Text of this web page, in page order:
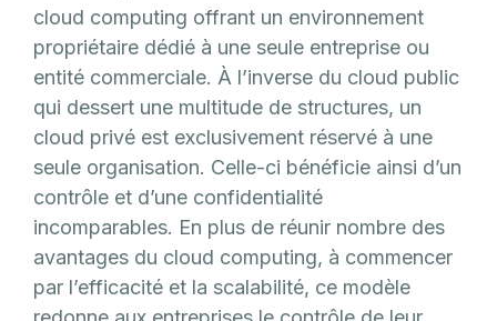
cloud computing offrant un environnement
propriétaire dédié à une seule entreprise ou
entité commerciale. À l’inverse du cloud public
qui dessert une multitude de structures, un
cloud privé est exclusivement réservé à une
seule organisation. Celle-ci bénéficie ainsi d’un
contrôle et d’une confidentialité
incomparables. En plus de réunir nombre des
avantages du cloud computing, à commencer
par l’efficacité et la scalabilité, ce modèle